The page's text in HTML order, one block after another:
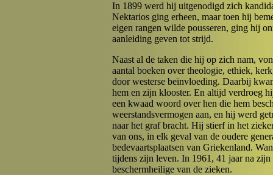
In 1899 werd hij uitgenodigd zich
Nektarios ging erheen, maar toen hij
eigen rangen wilde pousseren, ging hij
aanleiding geven tot strijd.
Naast al de taken die hij op zich nam,
aantal boeken over theologie, ethiek,
door westerse beïnvloeding. Daarbij
hem en zijn klooster. En altijd verdroeg
een kwaad woord over hen die hem
weerstandsvermogen aan, en hij werd
naar het graf bracht. Hij stierf in het
van ons, in elk geval van de oudere
bedevaartsplaatsen van Griekenland.
tijdens zijn leven. In 1961, 41 jaar na
beschermheilige van de zieken.